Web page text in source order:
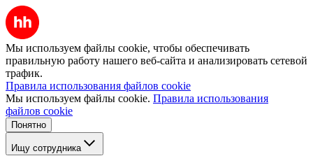
Мы используем файлы cookie, чтобы обеспечивать
правильную работу нашего веб-сайта и анализировать сетевой
трафик.
Правила использования файлов cookie
Мы используем файлы cookie. Правила использования
файлов cookie
Понятно
Ищу сотрудника